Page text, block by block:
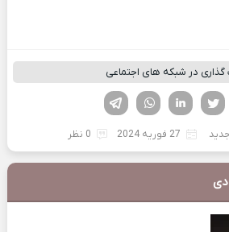
گذاری در شبکه های اجتماعی
لینکدین تویتر
فیسوک
27 فوریه 2024 0 نظر